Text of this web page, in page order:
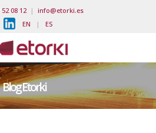
08 12| info@etorki.es
EN | ES
Blog Etorki